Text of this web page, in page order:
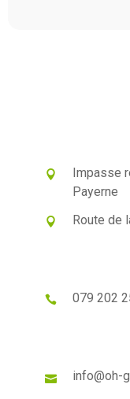
Impasse
Payerne
Route de
079 202
info@oh-